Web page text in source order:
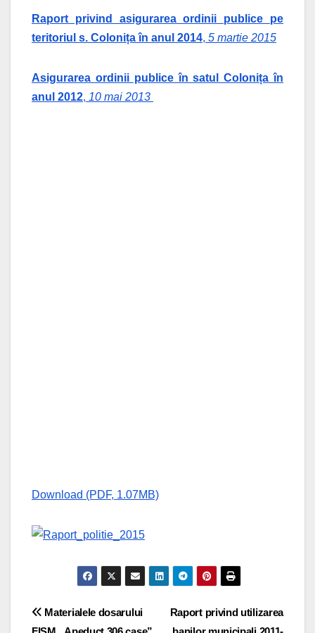
Raport privind asigurarea ordinii publice pe
teritoriul s. Colonița în anul 2014, 5 martie 2015
Asigurarea ordinii publice în satul Colonița în
anul 2012, 10 mai 2013
Download (PDF, 1.07MB)
Navigare
Raport privind utilizarea
Materialele dosarului